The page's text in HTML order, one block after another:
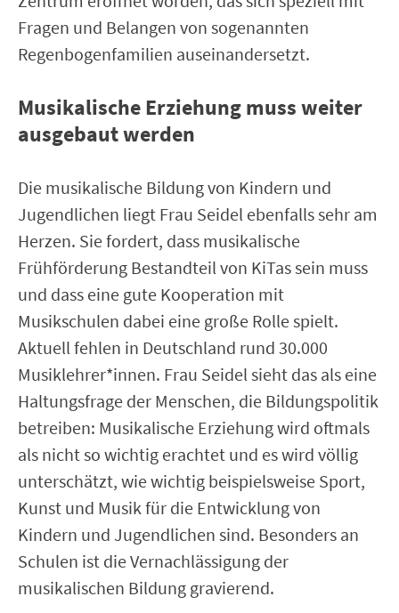
Fragen und Belangen von sogenannten
Regenbogenfamilien auseinandersetzt.
Musikalische Erziehung muss weiter
ausgebaut werden
Die musikalische Bildung von Kindern und
Jugendlichen liegt Frau Seidel ebenfalls sehr am
Herzen. Sie fordert, dass musikalische
Frühförderung Bestandteil von KiTas sein muss
und dass eine gute Kooperation mit
Musikschulen dabei eine große Rolle spielt.
Aktuell fehlen in Deutschland rund 30.000
Musiklehrer*innen. Frau Seidel sieht das als eine
Haltungsfrage der Menschen, die Bildungspolitik
betreiben: Musikalische Erziehung wird oftmals
als nicht so wichtig erachtet und es wird völlig
unterschätzt, wie wichtig beispielsweise Sport,
Kunst und Musik für die Entwicklung von
Kindern und Jugendlichen sind. Besonders an
Schulen ist die Vernachlässigung der
musikalischen Bildung gravierend.